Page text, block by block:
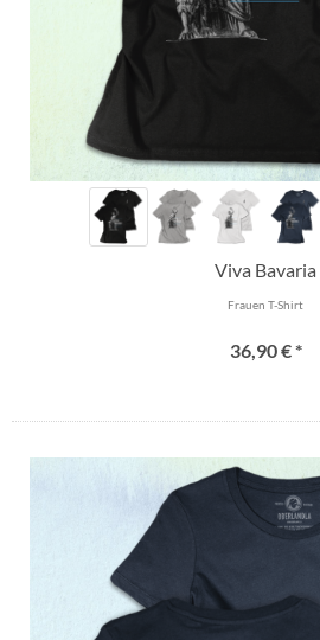
Viva Bavaria
Frauen T-Shirt
36,90 € *